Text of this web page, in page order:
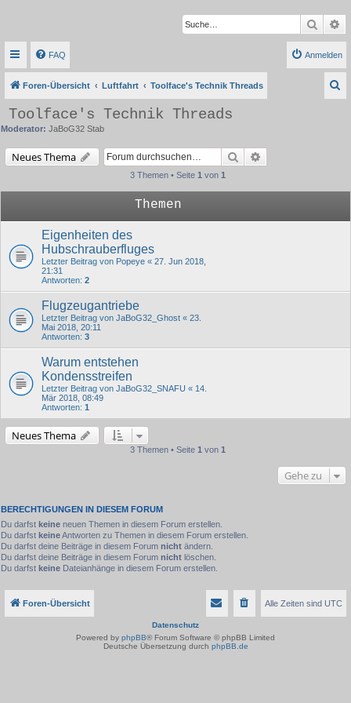
Suche
FAQ Anmelden
Foren-Übersicht Luftfahrt Toolface's Technik Threads
Toolface's Technik Threads
Moderator: JaBoG32 Stab
Neues Thema Suche
3 Themen • Seite 1 von 1
Themen
Eigenheiten des
Hubschrauberfluges
Letzter Beitrag von Popeye « 27. Jun 2018,
21:31
Antworten: 2
Flugzeugantriebe
Letzter Beitrag von JaBoG32_Ghost « 23.
Mai 2018, 20:11
Antworten: 3
Warum entstehen
Kondensstreifen
Letzter Beitrag von JaBoG32_SNAFU « 14.
Mär 2018, 08:49
Antworten: 1
Neues Thema
3 Themen • Seite 1 von 1
Gehe zu
BERECHTIGUNGEN IN DIESEM FORUM
Du darfst keine neuen Themen in diesem Forum erstellen.
Du darfst keineAntworten zu Themen in diesem Forum erstellen.
Du darfst deine Beiträge in diesem Forum nicht ändern.
Du darfst deine Beiträge in diesem Forum nicht löschen.
Du darfst keine Dateianhänge in diesem Forum erstellen.
Foren-Übersicht Alle Zeiten sind UTC
Datenschutz
Powered by phpBB® Forum Software © phpBB Limited
Deutsche Übersetzung durch phpBB.de